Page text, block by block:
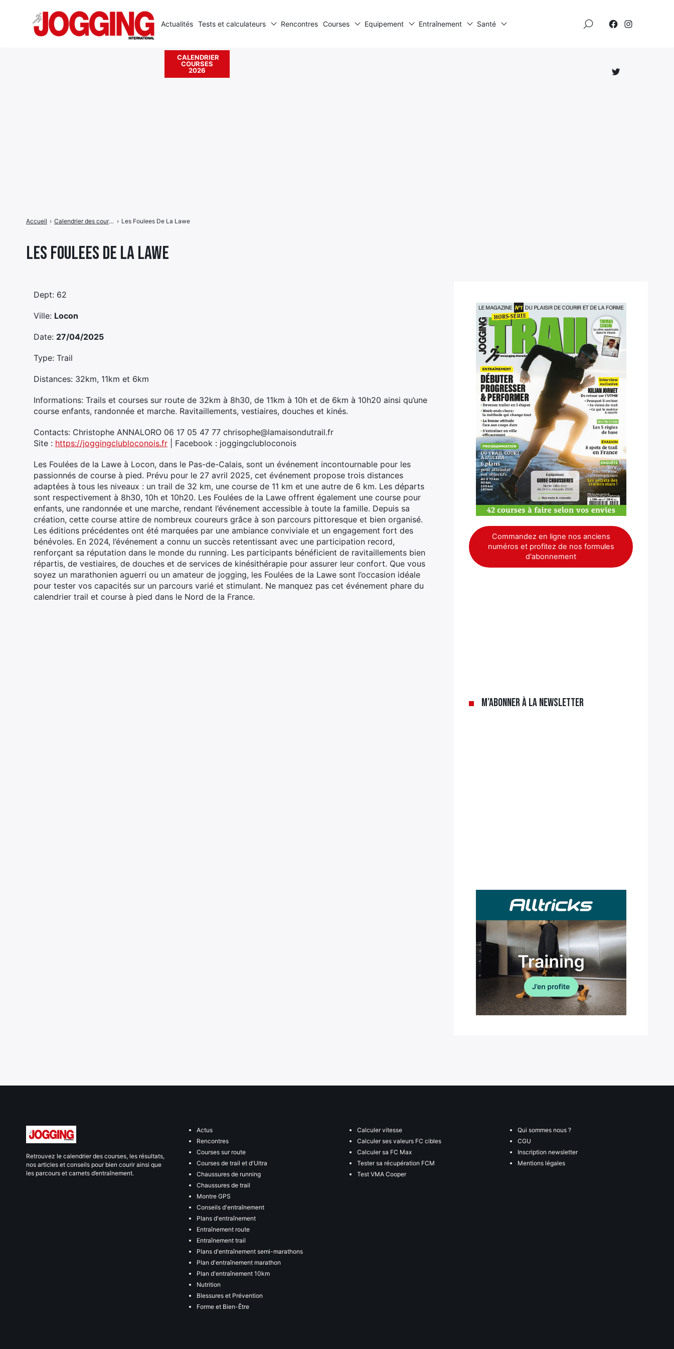
Les Foulees De La Lawe
Accueil › Calendrier des courses › Les Foulees De La Lawe
Dept: 62
Ville: Locon
Date: 27/04/2025
Type: Trail
Distances: 32km, 11km et 6km
Informations: Trails et courses sur route de 32km à 8h30, de 11km à 10h et de 6km à 10h20 ainsi qu’une
course enfants, randonnée et marche. Ravitaillements, vestiaires, douches et kinés.
Contacts: Christophe ANNALORO 06 17 05 47 77 chrisophe@lamaisondutrail.fr
Site : https://joggingclubloconois.fr | Facebook : joggingclubloconois
Les Foulées de la Lawe à Locon, dans le Pas-de-Calais, sont un événement incontournable pour les
passionnés de course à pied. Prévu pour le 27 avril 2025, cet événement propose trois distances
adaptées à tous les niveaux : un trail de 32 km, une course de 11 km et une autre de 6 km. Les départs
sont respectivement à 8h30, 10h et 10h20. Les Foulées de la Lawe offrent également une course pour
enfants, une randonnée et une marche, rendant l’événement accessible à toute la famille. Depuis sa
création, cette course attire de nombreux coureurs grâce à son parcours pittoresque et bien organisé.
Les éditions précédentes ont été marquées par une ambiance conviviale et un engagement fort des
bénévoles. En 2024, l’événement a connu un succès retentissant avec une participation record,
renforçant sa réputation dans le monde du running. Les participants bénéficient de ravitaillements bien
répartis, de vestiaires, de douches et de services de kinésithérapie pour assurer leur confort. Que vous
soyez un marathonien aguerri ou un amateur de jogging, les Foulées de la Lawe sont l’occasion idéale
pour tester vos capacités sur un parcours varié et stimulant. Ne manquez pas cet événement phare du
calendrier trail et course à pied dans le Nord de la France.
Commandez en ligne nos anciens
numéros et profitez de nos formules
d'abonnement
M’abonner à la newsletter
Actualités Tests et calculateurs Rencontres Courses Equipement Entraînement Santé
CALENDRIER
COURSES
2026
Élément
Retrouvez le calendrier des courses, les résultats,
nos articles et conseils pour bien courir ainsi que
les parcours et carnets d’entraînement.
Actus
Rencontres
Courses sur route
Courses de trail et d'Ultra
Chaussures de running
Chaussures de trail
Montre GPS
Conseils d'entraînement
Plans d'entraînement
Entraînement route
Entraînement trail
Plans d'entraînement semi-marathons
Plan d'entraînement marathon
Plan d'entraînement 10km
Nutrition
Blessures et Prévention
Forme et Bien-Être
Calculer vitesse
Calculer ses valeurs FC cibles
Calculer sa FC Max
Tester sa récupération FCM
Test VMA Cooper
Qui sommes nous ?
CGU
Inscription newsletter
Mentions légales
Rechercher